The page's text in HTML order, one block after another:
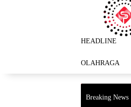
HEADLINE
OLAHRAGA
Breaking News